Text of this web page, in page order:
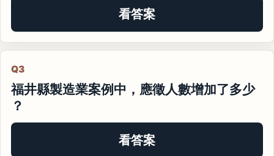
看答案
Q3
福井縣製造業案例中，應徵人數增加了多少
？
看答案